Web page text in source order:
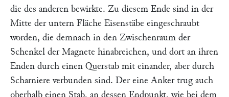
die des anderen bewirkte. Zu diesem Ende sind in der
Mitte der untern Fläche Eisenstäbe eingeschraubt
worden, die demnach in den Zwischenraum der
Schenkel der Magnete hinabreichen, und dort an ihren
Enden durch einen Querstab mit einander, aber durch
Scharniere verbunden sind. Der eine Anker trug auch
oberhalb einen Stab, an dessen Endpunkt, wie bei dem